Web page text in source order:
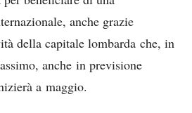
anche grazie
della capitale lombarda che, in
anche in previsione
a maggio.